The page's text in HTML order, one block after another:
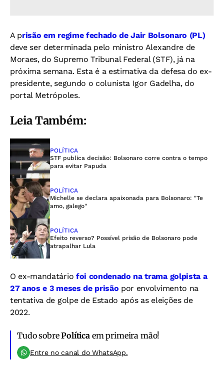
A prisão em regime fechado de Jair Bolsonaro (PL)
deve ser determinada pelo ministro Alexandre de
Moraes, do Supremo Tribunal Federal (STF), já na
próxima semana. Esta é a estimativa da defesa do ex-
presidente, segundo o colunista Igor Gadelha, do
portal Metrópoles.
Leia Também:
POLÍTICA
STF publica decisão: Bolsonaro corre contra o tempo
para evitar Papuda
POLÍTICA
Michelle se declara apaixonada para Bolsonaro: "Te
amo, galego"
POLÍTICA
Efeito reverso? Possível prisão de Bolsonaro pode
atrapalhar Lula
O ex-mandatário foi condenado na trama golpista a
27 anos e 3 meses de prisão por envolvimento na
tentativa de golpe de Estado após as eleições de
2022.
Tudo sobrePolítica em primeira mão!
Entre no canal do WhatsApp.